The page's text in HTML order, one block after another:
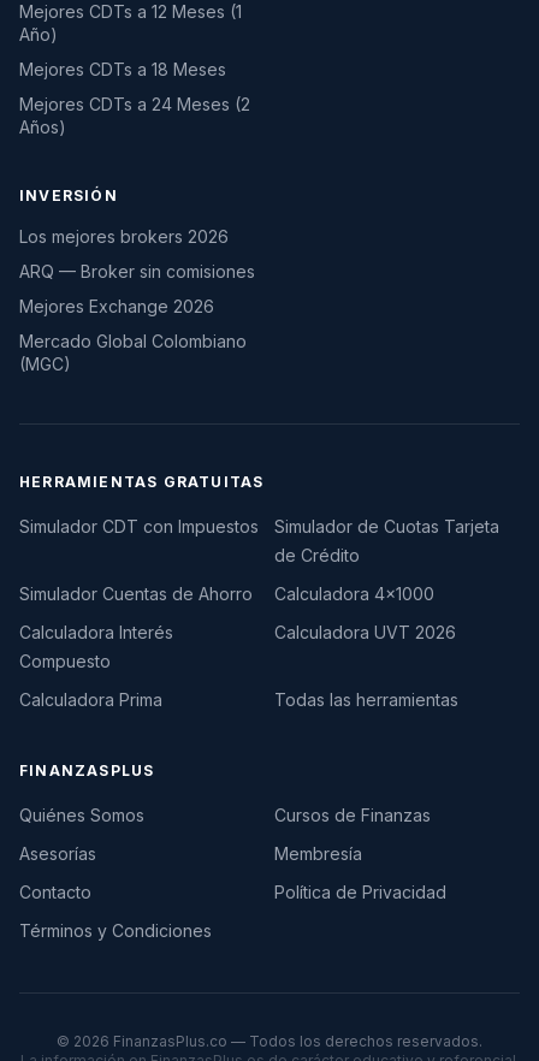
Mejores CDTs a 12 Meses (1
Año)
Mejores CDTs a 18 Meses
Mejores CDTs a 24 Meses (2
Años)
INVERSIÓN
Los mejores brokers 2026
ARQ — Broker sin comisiones
Mejores Exchange 2026
Mercado Global Colombiano
(MGC)
HERRAMIENTAS GRATUITAS
Simulador CDT con Impuestos
Simulador de Cuotas Tarjeta
de Crédito
Simulador Cuentas de Ahorro
Calculadora 4×1000
Calculadora Interés
Compuesto
Calculadora UVT 2026
Calculadora Prima Todas las herramientas
FINANZASPLUS
Quiénes Somos
Cursos de Finanzas
Asesorías
Membresía
Contacto
Política de Privacidad
Términos y Condiciones
© 2026 FinanzasPlus.co — Todos los derechos reservados.